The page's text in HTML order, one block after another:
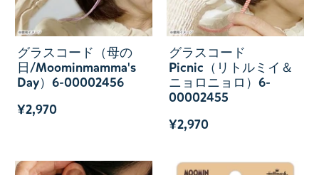
グラスコード（母の
日/Moominmamma's
Day）6-00002456
¥2,970
グラスコード
Picnic（リトルミイ＆
ニョロニョロ）6-
00002455
¥2,970